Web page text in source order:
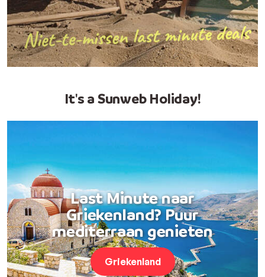
It's a Sunweb Holiday!
Last Minute naar
Griekenland? Puur
mediterraan genieten
Griekenland